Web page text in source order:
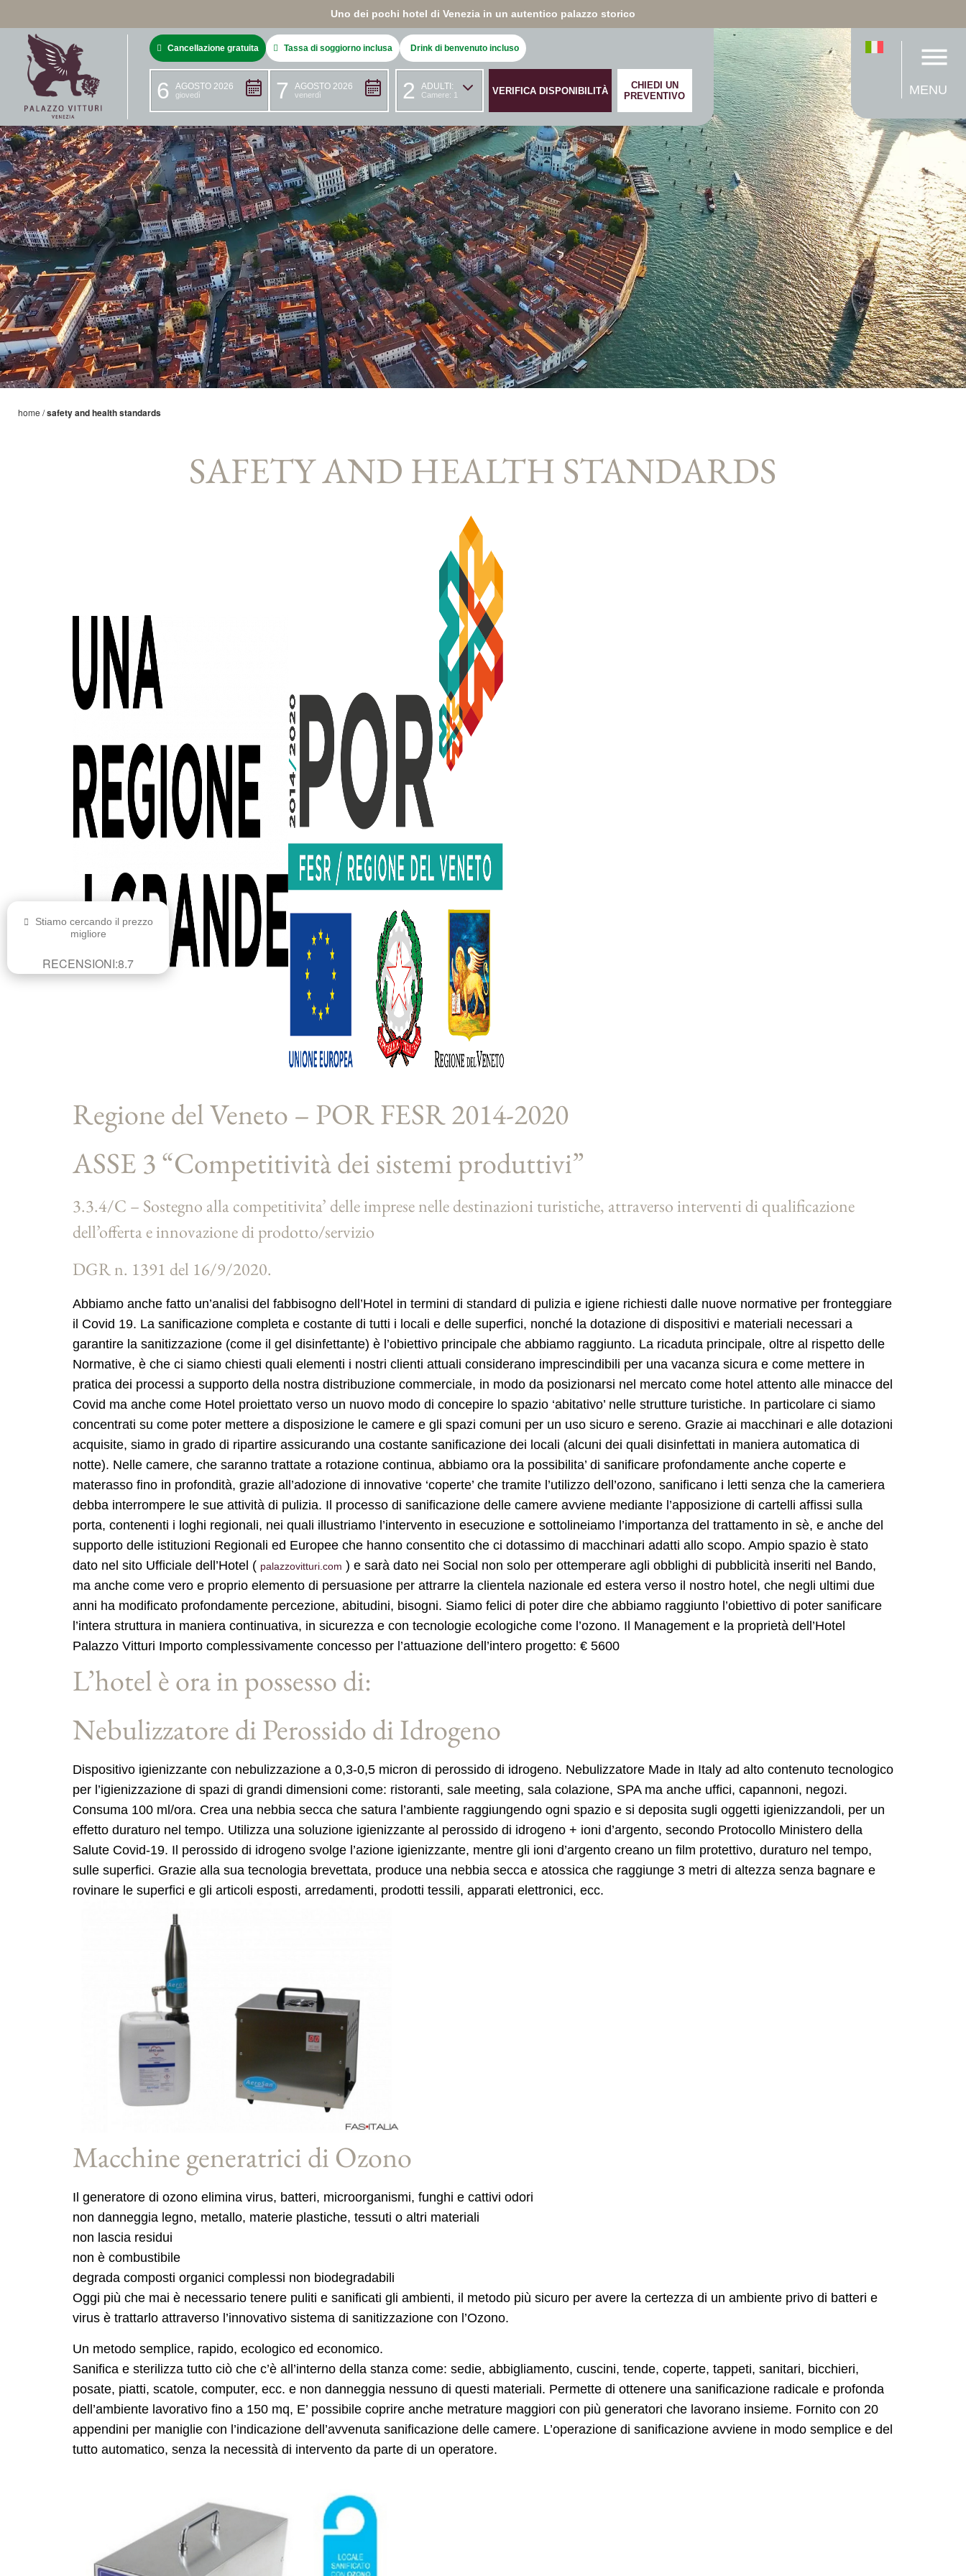
Uno dei pochi hotel di Venezia in un autentico palazzo storico
Cancellazione gratuita Tassa di soggiorno inclusa Drink di benvenuto incluso
6 AGOSTO 2026
giovedì 7 AGOSTO 2026
venerdì 2 ADULTI:
Camere: 1
CHIEDI UN
PREVENTIVO
MENU
home /safety and health standards
SAFETY AND HEALTH STANDARDS
Regione del Veneto – POR FESR 2014-2020
ASSE 3 “Competitività dei sistemi produttivi”
3.3.4/C – Sostegno alla competitivita’ delle imprese nelle destinazioni turistiche, attraverso interventi di qualificazione
dell’offerta e innovazione di prodotto/servizio
DGR n. 1391 del 16/9/2020.
Abbiamo anche fatto un’analisi del fabbisogno dell’Hotel in termini di standard di pulizia e igiene richiesti dalle nuove normative per fronteggiare
il Covid 19. La sanificazione completa e costante di tutti i locali e delle superfici, nonché la dotazione di dispositivi e materiali necessari a
garantire la sanitizzazione (come il gel disinfettante) è l’obiettivo principale che abbiamo raggiunto. La ricaduta principale, oltre al rispetto delle
Normative, è che ci siamo chiesti quali elementi i nostri clienti attuali considerano imprescindibili per una vacanza sicura e come mettere in
pratica dei processi a supporto della nostra distribuzione commerciale, in modo da posizionarsi nel mercato come hotel attento alle minacce del
Covid ma anche come Hotel proiettato verso un nuovo modo di concepire lo spazio ‘abitativo’ nelle strutture turistiche. In particolare ci siamo
concentrati su come poter mettere a disposizione le camere e gli spazi comuni per un uso sicuro e sereno. Grazie ai macchinari e alle dotazioni
acquisite, siamo in grado di ripartire assicurando una costante sanificazione dei locali (alcuni dei quali disinfettati in maniera automatica di
notte). Nelle camere, che saranno trattate a rotazione continua, abbiamo ora la possibilita’ di sanificare profondamente anche coperte e
materasso fino in profondità, grazie all’adozione di innovative ‘coperte’ che tramite l’utilizzo dell’ozono, sanificano i letti senza che la cameriera
debba interrompere le sue attività di pulizia. Il processo di sanificazione delle camere avviene mediante l’apposizione di cartelli affissi sulla
porta, contenenti i loghi regionali, nei quali illustriamo l’intervento in esecuzione e sottolineiamo l’importanza del trattamento in sè, e anche del
supporto delle istituzioni Regionali ed Europee che hanno consentito che ci dotassimo di macchinari adatti allo scopo. Ampio spazio è stato
dato nel sito Ufficiale dell’Hotel ( palazzovitturi.com ) e sarà dato nei Social non solo per ottemperare agli obblighi di pubblicità inseriti nel Bando,
ma anche come vero e proprio elemento di persuasione per attrarre la clientela nazionale ed estera verso il nostro hotel, che negli ultimi due
anni ha modificato profondamente percezione, abitudini, bisogni. Siamo felici di poter dire che abbiamo raggiunto l’obiettivo di poter sanificare
l’intera struttura in maniera continuativa, in sicurezza e con tecnologie ecologiche come l’ozono. Il Management e la proprietà dell’Hotel
Palazzo Vitturi Importo complessivamente concesso per l’attuazione dell’intero progetto: € 5600
L’hotel è ora in possesso di:
Nebulizzatore di Perossido di Idrogeno
Dispositivo igienizzante con nebulizzazione a 0,3-0,5 micron di perossido di idrogeno. Nebulizzatore Made in Italy ad alto contenuto tecnologico
per l’igienizzazione di spazi di grandi dimensioni come: ristoranti, sale meeting, sala colazione, SPA ma anche uffici, capannoni, negozi.
Consuma 100 ml/ora. Crea una nebbia secca che satura l’ambiente raggiungendo ogni spazio e si deposita sugli oggetti igienizzandoli, per un
effetto duraturo nel tempo. Utilizza una soluzione igienizzante al perossido di idrogeno + ioni d’argento, secondo Protocollo Ministero della
Salute Covid-19. Il perossido di idrogeno svolge l’azione igienizzante, mentre gli ioni d’argento creano un film protettivo, duraturo nel tempo,
sulle superfici. Grazie alla sua tecnologia brevettata, produce una nebbia secca e atossica che raggiunge 3 metri di altezza senza bagnare e
rovinare le superfici e gli articoli esposti, arredamenti, prodotti tessili, apparati elettronici, ecc.
Macchine generatrici di Ozono
Il generatore di ozono elimina virus, batteri, microorganismi, funghi e cattivi odori
non danneggia legno, metallo, materie plastiche, tessuti o altri materiali
non lascia residui
non è combustibile
degrada composti organici complessi non biodegradabili
Oggi più che mai è necessario tenere puliti e sanificati gli ambienti, il metodo più sicuro per avere la certezza di un ambiente privo di batteri e
virus è trattarlo attraverso l’innovativo sistema di sanitizzazione con l’Ozono.
Un metodo semplice, rapido, ecologico ed economico.
Sanifica e sterilizza tutto ciò che c’è all’interno della stanza come: sedie, abbigliamento, cuscini, tende, coperte, tappeti, sanitari, bicchieri,
posate, piatti, scatole, computer, ecc. e non danneggia nessuno di questi materiali. Permette di ottenere una sanificazione radicale e profonda
dell’ambiente lavorativo fino a 150 mq, E’ possibile coprire anche metrature maggiori con più generatori che lavorano insieme. Fornito con 20
appendini per maniglie con l’indicazione dell’avvenuta sanificazione delle camere. L’operazione di sanificazione avviene in modo semplice e del
tutto automatico, senza la necessità di intervento da parte di un operatore.
Stiamo cercando il prezzo
migliore
RECENSIONI:8.7